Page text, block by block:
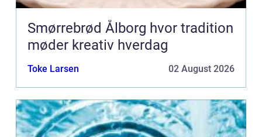
Smørrebrød Ålborg hvor tradition
møder kreativ hverdag
Toke Larsen 02 August 2026